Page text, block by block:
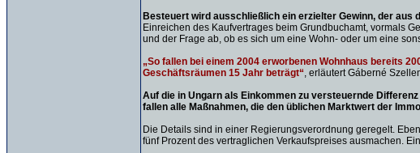
Besteuert wird ausschließlich ein erzielter Gewinn, der
Einreichen des Kaufvertrages beim Grundbuchamt, vormals
und der Frage ab, ob es sich um eine Wohn- oder um eine
„So fallen bei einem 2004 erworbenen Wohnhaus bereits
Geschäftsräumen 15 Jahr beträgt“, erläutert Gáberné
Auf die in Ungarn als Einkommen zu versteuernde
fallen alle Maßnahmen, die den üblichen Marktwert der
Die Details sind in einer Regierungsverordnung geregelt.
fünf Prozent des vertraglichen Verkaufspreises ausmachen.